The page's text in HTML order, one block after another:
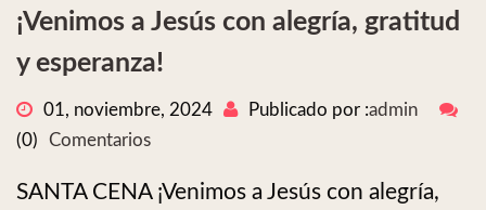
¡Venimos a Jesús con alegría, gratitud
y esperanza!
01, noviembre, 2024 Publicado por :admin
(0)
Comentarios
SANTA CENA ¡Venimos a Jesús con alegría,